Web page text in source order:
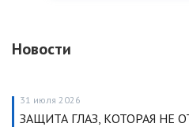
Новости
31 июля 2026
ЗАЩИТА ГЛАЗ, КОТОРАЯ НЕ